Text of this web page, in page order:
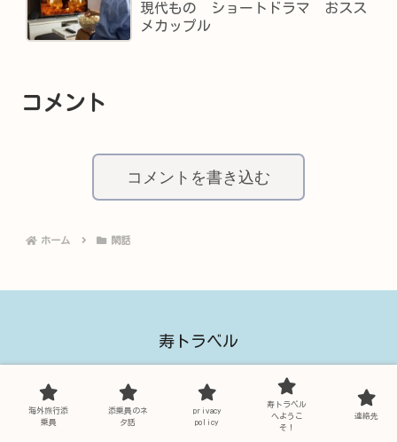
現代もの ショートドラマ おスス
メカップル
コメント
コメントを書き込む
ホーム 閑話
寿トラベル
添乗員のネタ話
privacy policy 寿トラベルへようこそ！
海外旅行添
乗員
添乗員のネ
タ話
privacy
policy
寿トラベル
へようこ
そ！
連絡先